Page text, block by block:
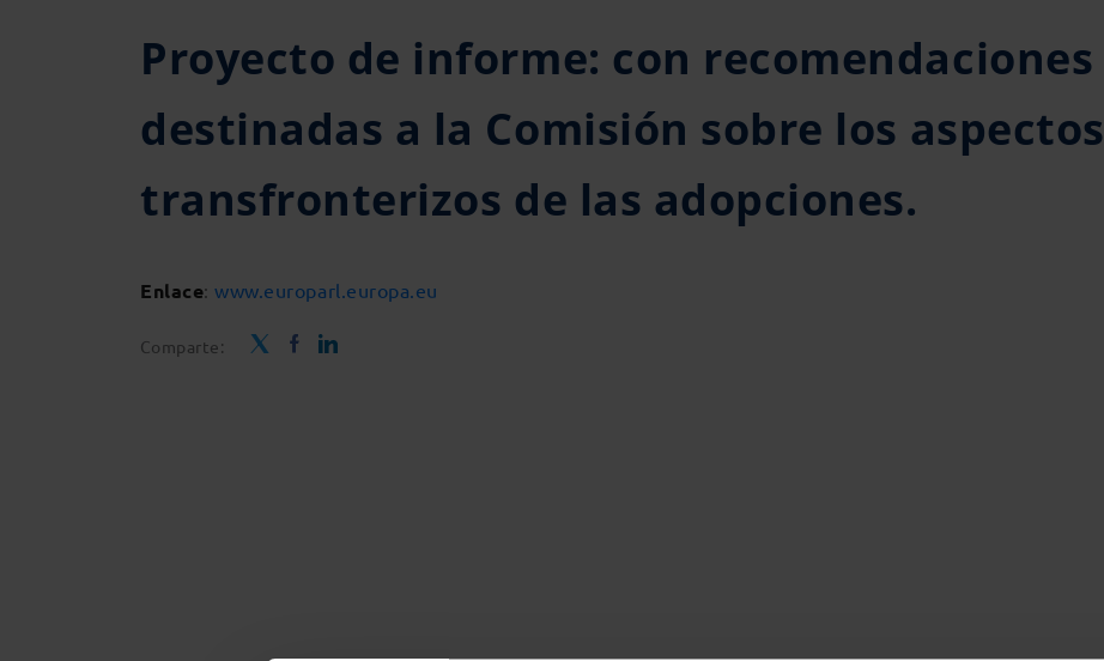
Proyecto de informe: con recomendaciones
destinadas a la Comisión sobre los aspectos
transfronterizos de las adopciones.
Enlace:www.europarl.europa.eu
Comparte: